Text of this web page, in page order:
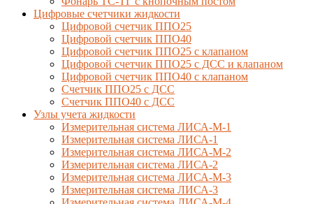
Цифровые счетчики жидкости
Цифровой счетчик ППО25
Цифровой счетчик ППО40
Цифровой счетчик ППО25 с клапаном
Цифровой счетчик ППО25 с ДСС и клапаном
Цифровой счетчик ППО40 с клапаном
Счетчик ППО25 с ДСС
Счетчик ППО40 с ДСС
Узлы учета жидкости
Измерительная система ЛИСА-М-1
Измерительная система ЛИСА-1
Измерительная система ЛИСА-М-2
Измерительная система ЛИСА-2
Измерительная система ЛИСА-М-3
Измерительная система ЛИСА-3